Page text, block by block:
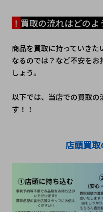
！ 買取の流れはどのよ
商品を買取に持っていきた
なるのでは？など不安を
しょう。
以下では、当店での買取の
す！！
店頭買